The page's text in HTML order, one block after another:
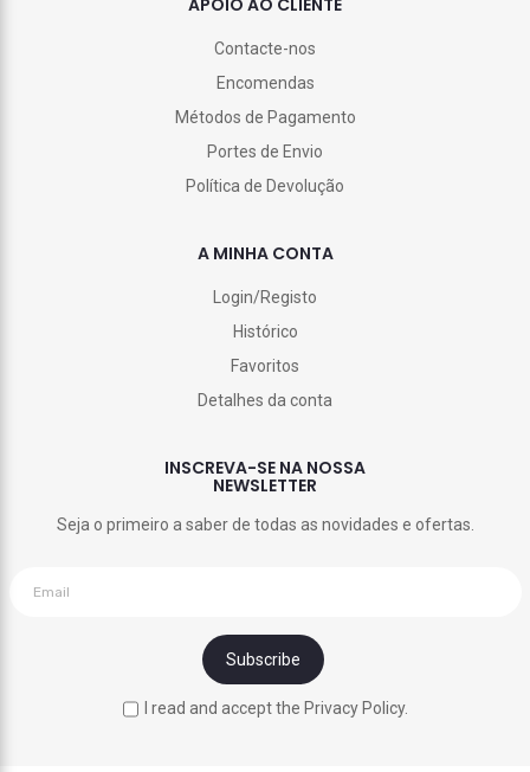
APOIO AO CLIENTE
Contacte-nos
Encomendas
Métodos de Pagamento
Portes de Envio
Política de Devolução
A MINHA CONTA
Login/Registo
Histórico
Favoritos
Detalhes da conta
INSCREVA-SE NA NOSSA
NEWSLETTER
Seja o primeiro a saber de todas as novidades e ofertas.
I read and accept the Privacy Policy.